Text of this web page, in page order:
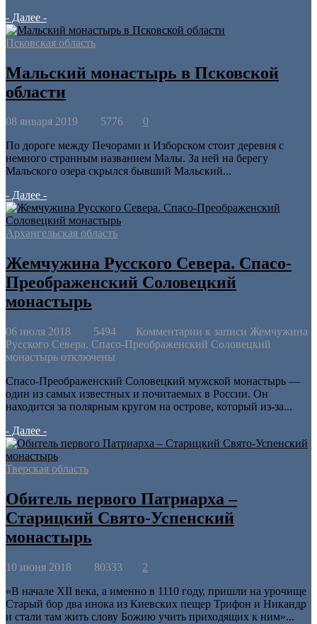
- Далее -
Псковская область
Мальский монастырь в Псковской
области
08 января 2019 5776 0
По дороге между Печорами и Изборском стоит деревня с
немного странным названием Малы. За ней на берегу
Мальского озера скрылся бывший Мальский...
- Далее -
Архангельская область
Жемчужина Русского Севера. Спасо-
Преображенский Соловецкий
монастырь
06 июля 2018 5494 Комментарии к записи Жемчужина
Русского Севера. Спасо-Преображенский Соловецкий
монастырь отключены
Спасо-Преображенский Соловецкий мужской монастырь —
один из самых известных и почитаемых в России. Он
находится за полярным кругом на острове, который из-за...
- Далее -
Тверская область
Обитель первого Патриарха –
Старицкий Свято-Успенский
монастырь
10 июня 2018 80333 2
«В начале XII века, а именно в 1110 году, пришли на урочище
Старый бор два инока из Киевских пещер Трифон и Никандр
и стали там жить слову Божию учить приходящих к ним»...